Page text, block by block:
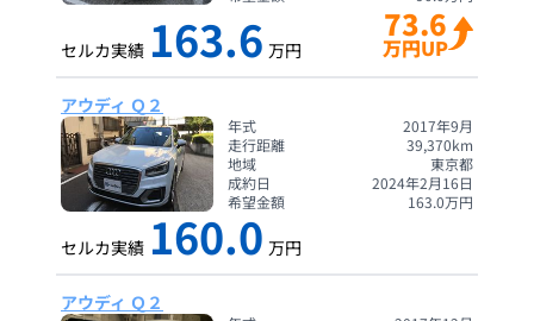
セルカ実績 163.6 万円
73.6
万円UP
アウディ Ｑ２
年式
2017年9月
走行距離
39,370km
地域
東京都
成約日
2024年2月16日
希望金額
163.0万円
セルカ実績 160.0 万円
アウディ Ｑ２